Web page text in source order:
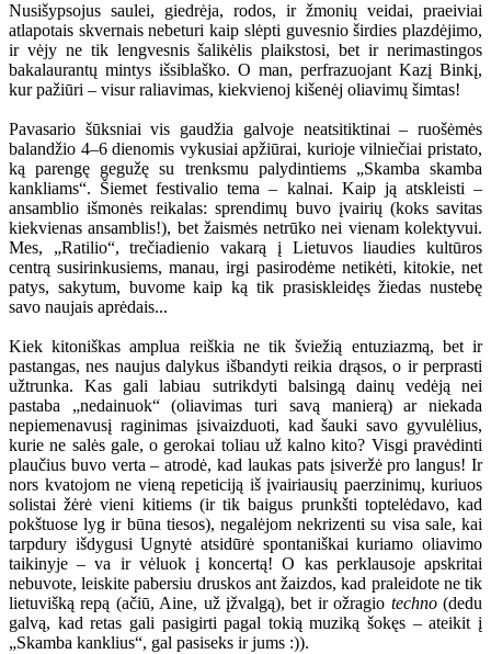
Nusišypsojus saulei, giedrėja, rodos, ir žmonių veidai, praeiviai
atlapotais skvernais nebeturi kaip slėpti guvesnio širdies plazdėjimo,
ir vėjy ne tik lengvesnis šalikėlis plaikstosi, bet ir nerimastingos
bakalaurantų mintys išsiblaško. O man, perfrazuojant Kazį Binkį,
kur pažiūri – visur raliavimas, kiekvienoj kišenėj oliavimų šimtas!
Pavasario šūksniai vis gaudžia galvoje neatsitiktinai – ruošėmės
balandžio 4–6 dienomis vykusiai apžiūrai, kurioje vilniečiai pristato,
ką parengę gegužę su trenksmu palydintiems „Skamba skamba
kankliams“. Šiemet festivalio tema – kalnai. Kaip ją atskleisti –
ansamblio išmonės reikalas: sprendimų buvo įvairių (koks savitas
kiekvienas ansamblis!), bet žaismės netrūko nei vienam kolektyvui.
Mes, „Ratilio“, trečiadienio vakarą į Lietuvos liaudies kultūros
centrą susirinkusiems, manau, irgi pasirodėme netikėti, kitokie, net
patys, sakytum, buvome kaip ką tik prasiskleidęs žiedas nustebę
savo naujais aprėdais...
Kiek kitoniškas amplua reiškia ne tik šviežią entuziazmą, bet ir
pastangas, nes naujus dalykus išbandyti reikia drąsos, o ir perprasti
užtrunka. Kas gali labiau sutrikdyti balsingą dainų vedėją nei
pastaba „nedainuok“ (oliavimas turi savą manierą) ar niekada
nepiemenavusį raginimas įsivaizduoti, kad šauki savo gyvulėlius,
kurie ne salės gale, o gerokai toliau už kalno kito? Visgi pravėdinti
plaučius buvo verta – atrodė, kad laukas pats įsiveržė pro langus! Ir
nors kvatojom ne vieną repeticiją iš įvairiausių paerzinimų, kuriuos
solistai žėrė vieni kitiems (ir tik baigus prunkšti toptelėdavo, kad
pokštuose lyg ir būna tiesos), negalėjom nekrizenti su visa sale, kai
tarpdury išdygusi Ugnytė atsidūrė spontaniškai kuriamo oliavimo
taikinyje – va ir vėluok į koncertą! O kas perklausoje apskritai
nebuvote, leiskite pabersiu druskos ant žaizdos, kad praleidote ne tik
lietuvišką repą (ačiū, Aine, už įžvalgą), bet ir ožragio techno(dedu
galvą, kad retas gali pasigirti pagal tokią muziką šokęs – ateikit į
„Skamba kanklius“, gal pasiseks ir jums :)).